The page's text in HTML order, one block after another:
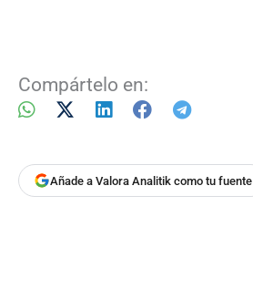
Compártelo en:
Añade a Valora Analitik como tu fuente